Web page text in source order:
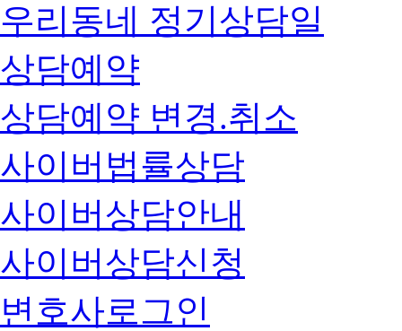
우리동네 정기상담일
상담예약
상담예약 변경.취소
사이버법률상담
사이버상담안내
사이버상담신청
변호사로그인